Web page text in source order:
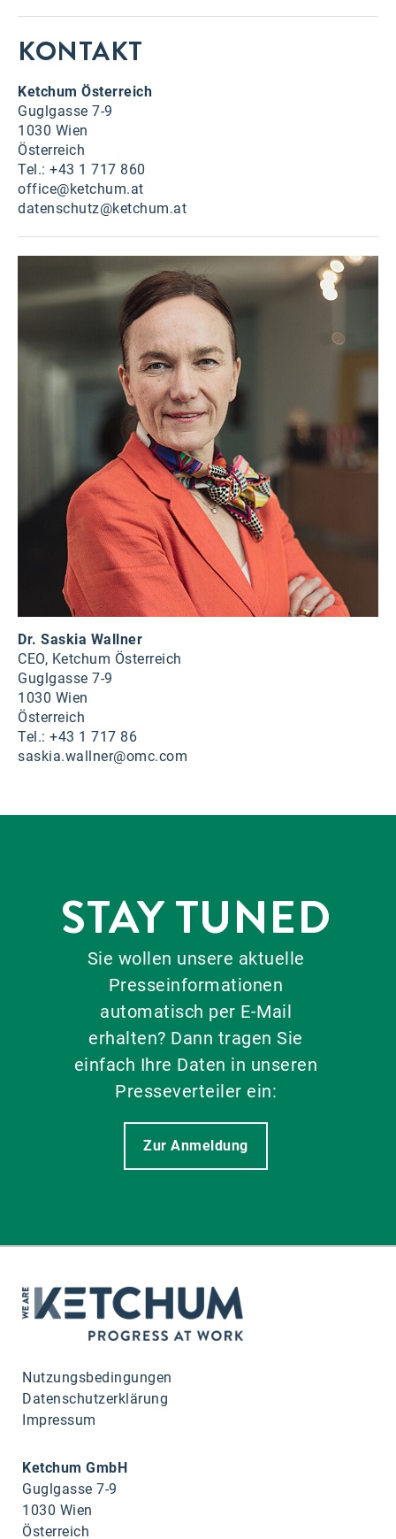
KONTAKT
Ketchum Österreich
Guglgasse 7-9
1030 Wien
Österreich
Tel.: +43 1 717 860
office@ketchum.at
datenschutz@ketchum.at
Dr. Saskia Wallner
CEO, Ketchum Österreich
Guglgasse 7-9
1030 Wien
Österreich
Tel.: +43 1 717 86
saskia.wallner@omc.com
STAY TUNED
Sie wollen unsere aktuelle
Presseinformationen
automatisch per E-Mail
erhalten? Dann tragen Sie
einfach Ihre Daten in unseren
Presseverteiler ein:
Zur Anmeldung
Nutzungsbedingungen
Datenschutzerklärung
Impressum
Ketchum GmbH
Guglgasse 7-9
1030 Wien
Österreich